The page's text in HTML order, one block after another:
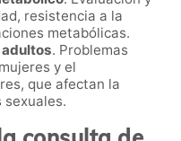
resistencia a la
metabólicas.
. Problemas
y el
que afectan la
sexuales.